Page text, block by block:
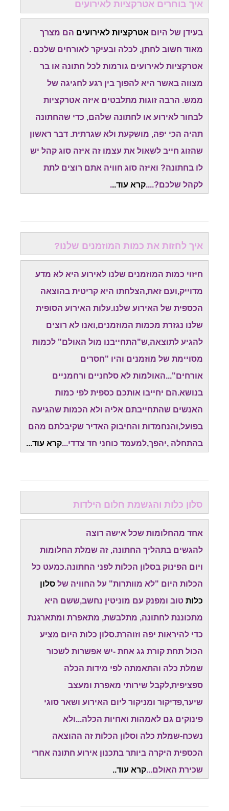
איך בוחרים אטרקציות לאירועים
בעידן של היום אטרקציות לאירועים הם מצרך
מאוד חשוב לחתן, לכלה ובעיקר לאורחים שלכם .
אטרקציות לאירועים גורמות לכל חתונה או בר
מצווה באשר היא להפוך בין רגע לחגיגה של
ממש. הרבה זוגות מתלבטים איזה אטרקציות
לבחור לאירוע או לחתונה שלהם, כדי שהחתונה
תהיה הכי יפה, מושקעת ולא שגרתית. דבר ראשון
שהזוג חייב לשאול את עצמו זה איזה סוג קהל יש
לו בחתונה? ואיזה סוג חוויה אתם רוצים לתת
לקהל שלכם?....קרא עוד...
איך לחזות את כמות המוזמנים שלנו?
חיזוי כמות המוזמנים שלנו לאירוע היא לא מדע
מדוייק,ועם זאת,הצלחתו היא קריטית בהוצאה
הכספית של האירוע שלנו.עלות האירוע הסופית
שלנו נגזרת מכמות המוזמנים,ואנו לא רוצים
להגיע לתוצאה,ש"התחייבנו מול האולם" לכמות
מסויימת של מוזמנים והיו "חסרים
אורחים"...האולמות לא סלחניים ורחמניים
בנושא.הם יחייבו אותכם כספית לפי כמות
האנשים שהתחייבתם אליה ולא הכמות שהגיעה
בפועל,והנחמדות והחיבוק האדיר שקיבלתם מהם
בהתחלה ,יהפך,למעמד כוחני חד צדדי...קרא עוד...
סלון כלות והגשמת חלום הילדות
אחד מהחלומות שכל אישה רוצה
להגשים בתהליך החתונה, זה שמלת החלומות
ויום הפינוק בסלון הכלות לפני החתונה.כמעט כל
הכלות היום "לא מוותרות" על החוויה של סלון
כלות טוב ומפנק עם מוניטין נחשב,ששם היא
מתכוננת לחתונה, מתלבשת, מתאפרת ומתארגנת
כדי להיראות יפה וזוהרת.סלון כלות היום מציע
הכול תחת קורת גג אחת -יש אפשרות לשכור
שמלת כלה והתאמתה לפי מידות הכלה
ספציפית,לקבל שירותי מאפרת ומעצב
שיער,פדיקור ומניקור ליום האירוע ושאר סוגי
פינוקים גם לאמהות ואחיות הכלה...ולא
נשכח-שמלת כלה וסלון הכלות זה ההוצאה
הכספית היקרה ביותר בתכנון אירוע חתונה אחרי
שכירת האולם...קרא עוד..